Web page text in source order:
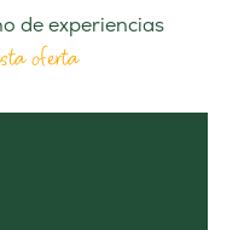
de experiencias
oferta